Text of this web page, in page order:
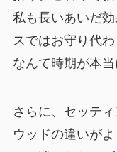
私も長いあいだ
スではお守り代
なんて時期が本当
さらに、セッテ
ウッドの違いが